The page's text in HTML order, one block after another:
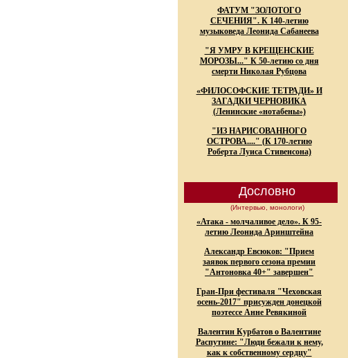
ФАТУМ "ЗОЛОТОГО
СЕЧЕНИЯ". К 140-летию
музыковеда Леонида Сабанеева
"Я УМРУ В КРЕЩЕНСКИЕ
МОРОЗЫ..." К 50-летию со дня
смерти Николая Рубцова
«ФИЛОСОФСКИЕ ТЕТРАДИ» И
ЗАГАДКИ ЧЕРНОВИКА
(Ленинские «нотабены»)
"ИЗ НАРИСОВАННОГО
ОСТРОВА...." (К 170-летию
Роберта Луиса Стивенсона)
Дословно
(Интервью, монологи)
«Атака - молчаливое дело». К 95-
летию Леонида Аринштейна
Александр Евсюков: "Прием
заявок первого сезона премии
"Антоновка 40+" завершен"
Гран-При фестиваля "Чеховская
осень-2017" присужден донецкой
поэтессе Анне Ревякиной
Валентин Курбатов о Валентине
Распутине: "Люди бежали к нему,
как к собственному сердцу"